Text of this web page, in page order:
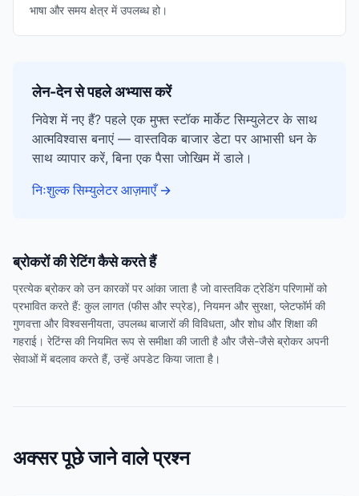
भाषा और समय क्षेत्र में उपलब्ध हो।
लेन-देन से पहले अभ्यास करें
निवेश में नए हैं? पहले एक मुफ्त स्टॉक मार्केट सिम्युलेटर के साथ
आत्मविश्वास बनाएं — वास्तविक बाजार डेटा पर आभासी धन के
साथ व्यापार करें, बिना एक पैसा जोखिम में डाले।
निःशुल्क सिम्युलेटर आज़माएँ →
ब्रोकरों की रेटिंग कैसे करते हैं
प्रत्येक ब्रोकर को उन कारकों पर आंका जाता है जो वास्तविक ट्रेडिंग परिणामों को
प्रभावित करते हैं: कुल लागत (फीस और स्प्रेड), नियमन और सुरक्षा, प्लेटफॉर्म की
गुणवत्ता और विश्वसनीयता, उपलब्ध बाजारों की विविधता, और शोध और शिक्षा की
गहराई। रेटिंग्स की नियमित रूप से समीक्षा की जाती है और जैसे-जैसे ब्रोकर अपनी
सेवाओं में बदलाव करते हैं, उन्हें अपडेट किया जाता है।
अक्सर पूछे जाने वाले प्रश्न